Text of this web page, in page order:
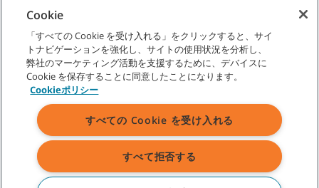
©2026テナントカンパニー 無断複写･転載を禁じます。
サイトマップ|一般ポリシー|利用規約|販売条件
表示されている弊社商標およびロゴに関するすべての権利はテナント
カンパニーあるいはその関連会社、子会社に帰属します。
Cookie
「すべての Cookie を受け入れる」をクリックすると、サイ
トナビゲーションを強化し、サイトの使用状況を分析し、
弊社のマーケティング活動を支援するために、デバイスに
Cookie を保存することに同意したことになります。
Cookieポリシー
すべての Cookie を受け入れる
すべて拒否する